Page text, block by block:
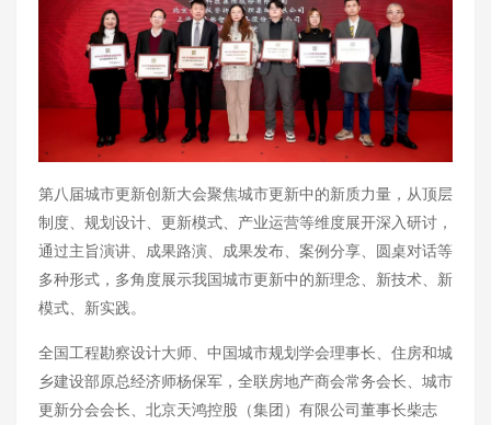
第八届城市更新创新大会聚焦城市更新中的新质力量，从顶层
制度、规划设计、更新模式、产业运营等维度展开深入研讨，
通过主旨演讲、成果路演、成果发布、案例分享、圆桌对话等
多种形式，多角度展示我国城市更新中的新理念、新技术、新
模式、新实践。
全国工程勘察设计大师、中国城市规划学会理事长、住房和城
乡建设部原总经济师杨保军，全联房地产商会常务会长、城市
更新分会会长、北京天鸿控股（集团）有限公司董事长柴志